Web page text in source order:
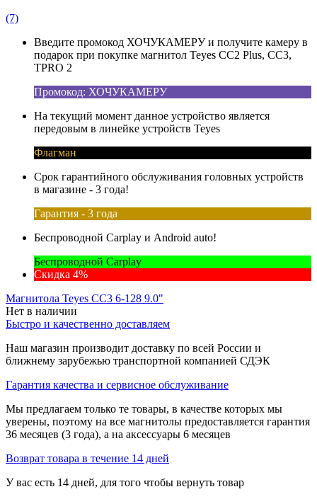
(7)
Введите промокод ХОЧУКАМЕРУ и получите камеру в
подарок при покупке магнитол Teyes CC2 Plus, CC3,
TPRO 2
Промокод: ХОЧУКАМЕРУ
На текущий момент данное устройство является
передовым в линейке устройств Teyes
Флагман
Срок гарантийного обслуживания головных устройств
в магазине - 3 года!
Гарантия - 3 года
Беспроводной Carplay и Android auto!
Беспроводной Carplay
Скидка 4%
Магнитола Teyes CC3 6-128 9.0"
Нет в наличии
Быстро и качественно доставляем
Наш магазин производит доставку по всей России и
ближнему зарубежью транспортной компанией СДЭК
Гарантия качества и сервисное обслуживание
Мы предлагаем только те товары, в качестве которых мы
уверены, поэтому на все магнитолы предоставляется гарантия
36 месяцев (3 года), а на аксессуары 6 месяцев
Возврат товара в течение 14 дней
У вас есть 14 дней, для того чтобы вернуть товар